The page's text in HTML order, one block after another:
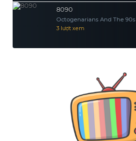
8090
Octogenarians And The 90s
3 lượt xem